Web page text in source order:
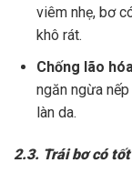
viêm nhẹ, bơ
khô rát.
Chống lão hóa
ngăn ngừa
làn da.
2.3. Trái bơ có